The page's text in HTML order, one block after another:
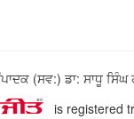
(ਸਵ:) ਡਾ: ਸਾਧੂ
is registered